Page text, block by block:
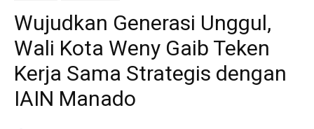
Wujudkan Generasi Unggul,
Wali Kota Weny Gaib Teken
Kerja Sama Strategis dengan
IAIN Manado